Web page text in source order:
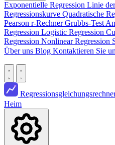
Exponentielle Regression Linie
Regressionskurve Quadratische
Pearson r-RechnerGrubbs-Test
Regression Logistic Regression
Regression Nonlinear Regression
Über uns Blog Kontaktieren Sie
Heim